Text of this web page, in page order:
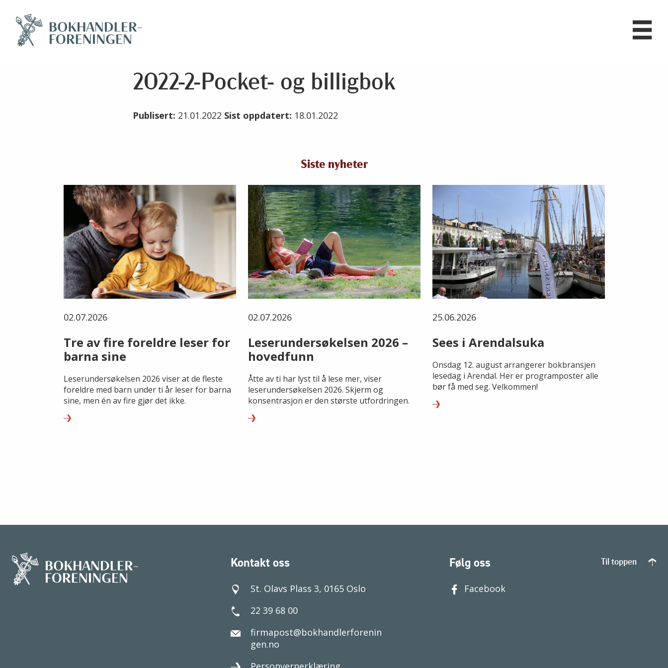
2022-2-Pocket- og billigbok
Publisert: 21.01.2022 Sist oppdatert: 18.01.2022
Siste nyheter
02.07.2026
Tre av fire foreldre leser for
barna sine
Leserundersøkelsen 2026 viser at de fleste
foreldre med barn under ti år leser for barna
sine, men én av fire gjør det ikke.
02.07.2026
Leserundersøkelsen 2026 –
hovedfunn
Åtte av ti har lyst til å lese mer, viser
leserundersøkelsen 2026. Skjerm og
konsentrasjon er den største utfordringen.
25.06.2026
Sees i Arendalsuka
Onsdag 12. august arrangerer bokbransjen
lesedag i Arendal. Her er programposter alle
bør få med seg. Velkommen!
Kontakt oss
St. Olavs Plass 3, 0165 Oslo
22 39 68 00
firmapost@bokhandlerforenin
gen.no
Følg oss
Facebook
Til toppen